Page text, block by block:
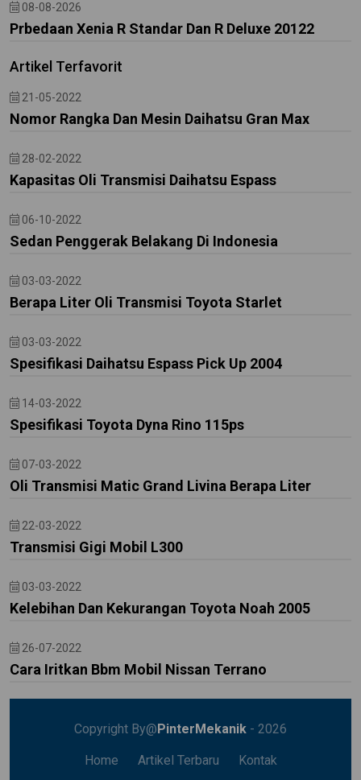
08-08-2026
Prbedaan Xenia R Standar Dan R Deluxe 20122
Artikel Terfavorit
21-05-2022
Nomor Rangka Dan Mesin Daihatsu Gran Max
28-02-2022
Kapasitas Oli Transmisi Daihatsu Espass
06-10-2022
Sedan Penggerak Belakang Di Indonesia
03-03-2022
Berapa Liter Oli Transmisi Toyota Starlet
03-03-2022
Spesifikasi Daihatsu Espass Pick Up 2004
14-03-2022
Spesifikasi Toyota Dyna Rino 115ps
07-03-2022
Oli Transmisi Matic Grand Livina Berapa Liter
22-03-2022
Transmisi Gigi Mobil L300
03-03-2022
Kelebihan Dan Kekurangan Toyota Noah 2005
26-07-2022
Cara Iritkan Bbm Mobil Nissan Terrano
Copyright By@PinterMekanik - 2026
Home Artikel Terbaru
Kontak